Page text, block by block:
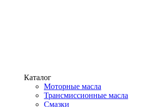
Каталог
Моторные масла
Трансмиссионные масла
Смазки